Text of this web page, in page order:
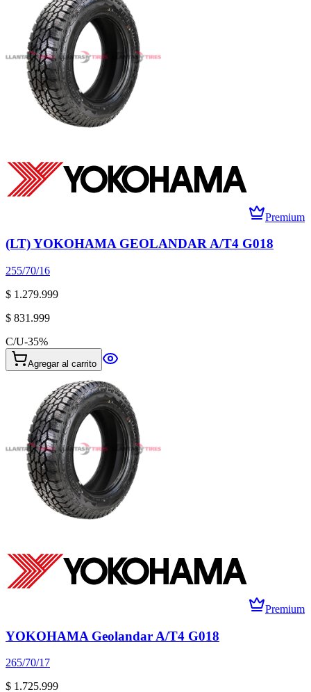
Premium
(LT) YOKOHAMA GEOLANDAR A/T4 G018
255/70/16
$ 1.279.999
$ 831.999
C/U-35%
Agregar al carrito
Premium
YOKOHAMA Geolandar A/T4 G018
265/70/17
$ 1.725.999